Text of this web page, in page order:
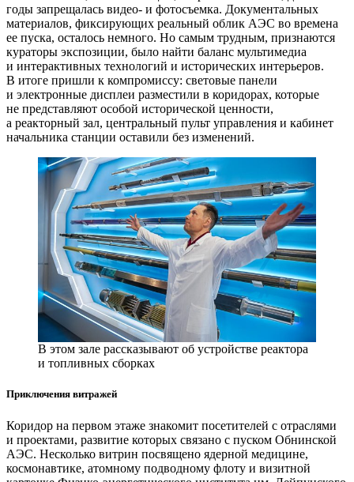
годы запрещалась видео- и фотосъемка. Документальных
материалов, фиксирующих реальный облик АЭС во времена
ее пуска, осталось немного. Но самым трудным, признаются
кураторы экспозиции, было найти баланс мультимедиа
и интерактивных технологий и исторических интерьеров.
В итоге пришли к компромиссу: световые панели
и электронные дисплеи разместили в коридорах, которые
не представляют особой исторической ценности,
а реакторный зал, центральный пульт управления и кабинет
начальника станции оставили без изменений.
В этом зале рассказывают об устройстве реактора
и топливных сборках
Приключения витражей
Коридор на первом этаже знакомит посетителей с отраслями
и проектами, развитие которых связано с пуском Обнинской
АЭС. Несколько витрин посвящено ядерной медицине,
космонавтике, атомному подводному флоту и визитной